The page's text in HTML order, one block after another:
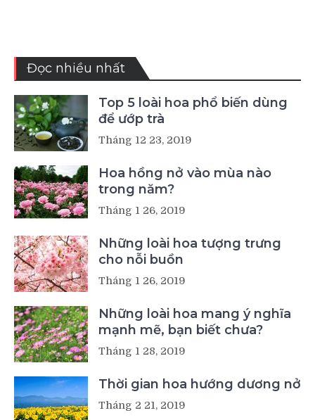
Đọc nhiều nhất
Top 5 loài hoa phổ biến dùng
để ướp trà
Tháng 12 23, 2019
Hoa hồng nở vào mùa nào
trong năm?
Tháng 1 26, 2019
Những loài hoa tượng trưng
cho nỗi buồn
Tháng 1 26, 2019
Những loài hoa mang ý nghĩa
mạnh mẽ, bạn biết chưa?
Tháng 1 28, 2019
Thời gian hoa hướng dương nở
Tháng 2 21, 2019